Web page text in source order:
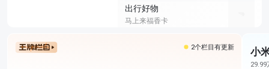
出行好物
马上来福香卡
2个栏目有更新 小
29.99